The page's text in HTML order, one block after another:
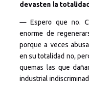
devasten la
— Espero que no.
enorme de
porque a veces
en su totalidad no,
quemas las que
industrial